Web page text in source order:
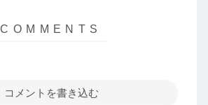
コメントを書き込む